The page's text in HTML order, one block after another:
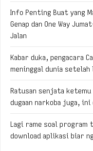
Info Penting Buat yang
Genap dan One Way
Jalan
Kabar duka, pengacara
meninggal dunia
Ratusan senjata
dugaan narkoba juga,
Lagi rame soal
download aplikasi biar